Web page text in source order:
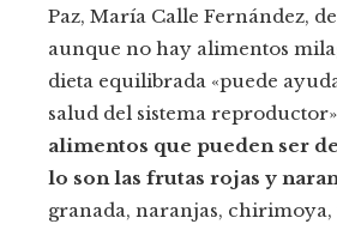
Paz, María Calle Fernández,
aunque no hay alimentos
dieta equilibrada «puede
salud del sistema
alimentos que pueden ser
lo son las frutas rojas y
granada, naranjas, chirimoya,